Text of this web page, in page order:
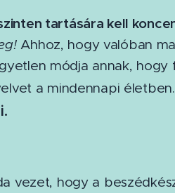
tartására kell
Ahhoz, hogy valóban
módja annak, hogy
a mindennapi életben.
vezet, hogy a